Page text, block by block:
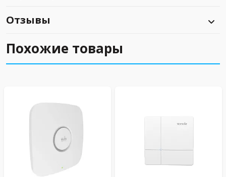
Отзывы
Похожие товары